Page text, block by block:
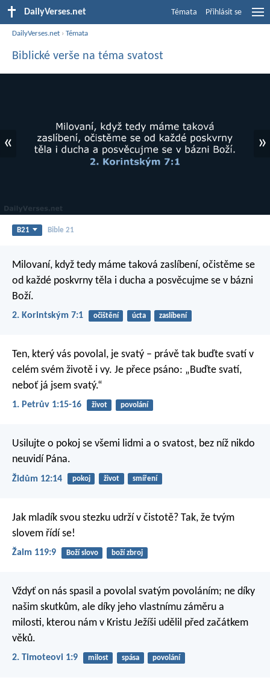
DailyVerses.net Témata Přihlásit se
DailyVerses.net ›Témata
Biblické verše na téma svatost
« »
B21 Bible 21
Milovaní, když tedy máme taková zaslíbení, očistěme se
od každé poskvrny těla i ducha a posvěcujme se v bázni
Boží.
2. Korintským 7:1 očištění úcta zaslíbení
Ten, který vás povolal, je svatý – právě tak buďte svatí v
celém svém životě i vy. Je přece psáno: „Buďte svatí,
neboť já jsem svatý.“
1. Petrův 1:15-16 život povolání
Usilujte o pokoj se všemi lidmi a o svatost, bez níž nikdo
neuvidí Pána.
Židům 12:14 pokoj život smíření
Jak mladík svou stezku udrží v čistotě? Tak, že tvým
slovem řídí se!
Žalm 119:9 Boží slovo boží zbroj
Vždyť on nás spasil a povolal svatým povoláním; ne díky
našim skutkům, ale díky jeho vlastnímu záměru a
milosti, kterou nám v Kristu Ježíši udělil před začátkem
věků.
2. Timoteovi 1:9 milost spása povolání